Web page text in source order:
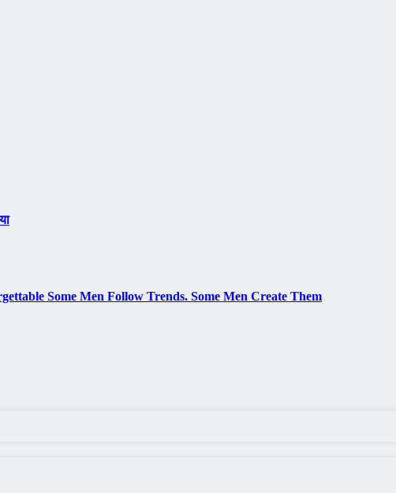
Some Men Follow Trends. Some Men Create Them